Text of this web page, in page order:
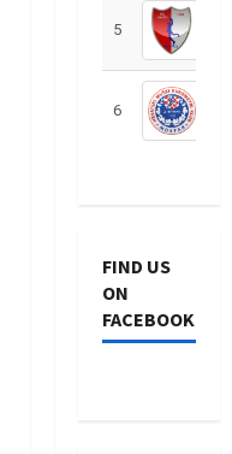
5
6
FIND US
ON
FACEBOOK